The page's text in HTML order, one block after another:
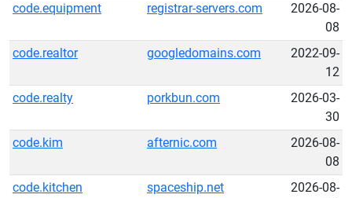
code.equipment
registrar-servers.com
2026-08-
08
code.realtor
googledomains.com
2022-09-
12
code.realty
porkbun.com
2026-03-
30
code.kim
afternic.com
2026-08-
08
code.kitchen
spaceship.net
2026-08-